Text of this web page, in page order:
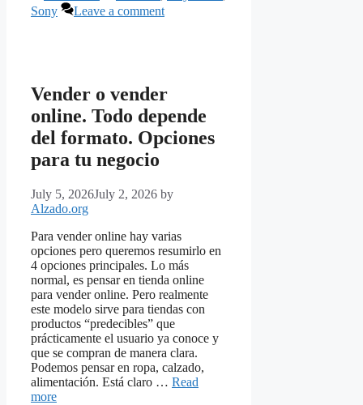
Sony
Leave a comment
Vender o vender
online. Todo depende
del formato. Opciones
para tu negocio
July 5, 2026July 2, 2026 by
Alzado.org
Para vender online hay varias
opciones pero queremos resumirlo en
4 opciones principales. Lo más
normal, es pensar en tienda online
para vender online. Pero realmente
este modelo sirve para tiendas con
productos “predecibles” que
prácticamente el usuario ya conoce y
que se compran de manera clara.
Podemos pensar en ropa, calzado,
alimentación. Está claro … Read
more